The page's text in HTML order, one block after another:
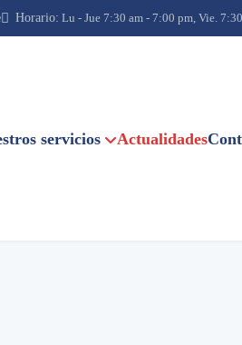
Horario: Lu - Jue 7:30 am - 7:00 pm, Vie.
servicios Actualidades